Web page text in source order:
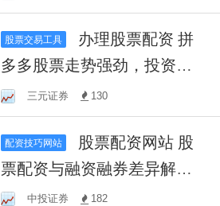
者实现梦想！
股票交易工具
多多股票走势强劲，投资者
热议其市场前景与潜力
三元证券 130
配资技巧网站
票配资与融资融券差异解
析：门槛、杠杆与风险对比
中投证券 182